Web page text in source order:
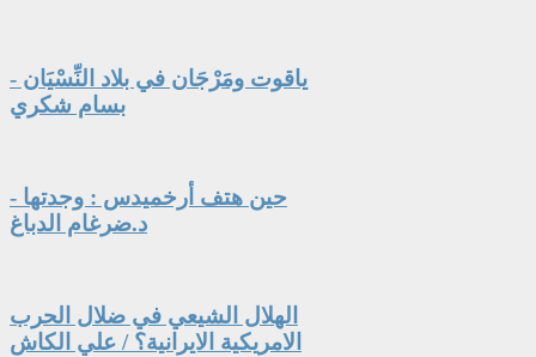
ياقوت ومَرْجَان في بلاد النِّسْيَان -
بسام شكري
حين هتف أرخميدس : وجدتها -
د.ضرغام الدباغ
الهلال الشيعي في ضلال الحرب
الامريكية الايرانية؟ / علي الكاش